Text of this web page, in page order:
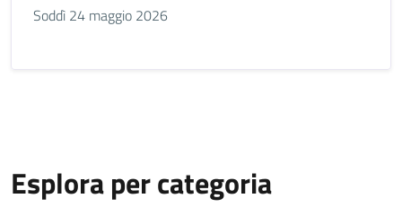
Soddì 24 maggio 2026
Esplora per categoria